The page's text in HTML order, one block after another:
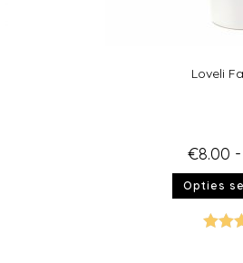
Loveli
€8.00 -
Opties